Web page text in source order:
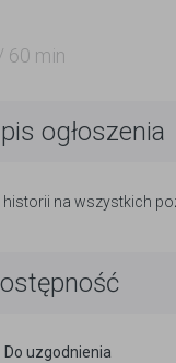
60 min
ogłoszenia
historii na wszystkich
Do uzgodnienia